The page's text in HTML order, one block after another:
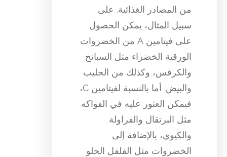
من المصادر الغذائية. على
سبيل المثال، يمكن الحصول
على فيتامين A من الخضروات
الورقية الخضراء مثل السبانخ
والكرفس، وكذلك من الحليب
والبيض. أما بالنسبة لفيتامين C،
فيمكن العثور عليه في الفواكه
مثل البرتقال والفراولة
والكيوي، بالإضافة إلى
الخضروات مثل الفلفل الحلو